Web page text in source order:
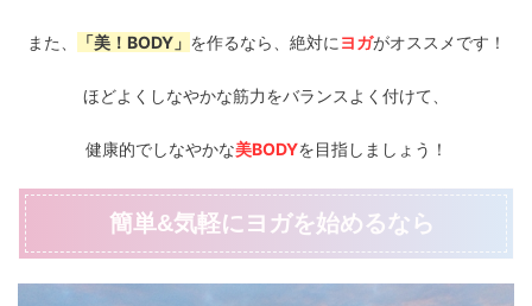
また、 「美！BODY」 を作るなら、絶対に ヨガがオススメです！
ほどよくしなやかな筋力をバランスよく付けて、
健康的でしなやかな美BODYを目指しましょう！
簡単&気軽にヨガを始めるなら